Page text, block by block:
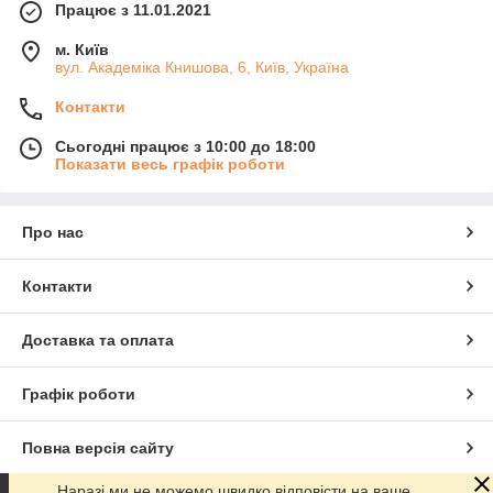
Працює з 11.01.2021
м. Київ
вул. Академіка Книшовa, 6, Київ, Україна
Контакти
Сьогодні працює з 10:00 до 18:00
Показати весь графік роботи
Про нас
Контакти
Доставка та оплата
Графік роботи
Повна версія сайту